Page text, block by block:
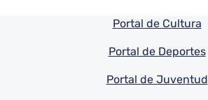
Pie de pagina información
Portal de Cultura
Portal de Deportes
Portal de Juventud